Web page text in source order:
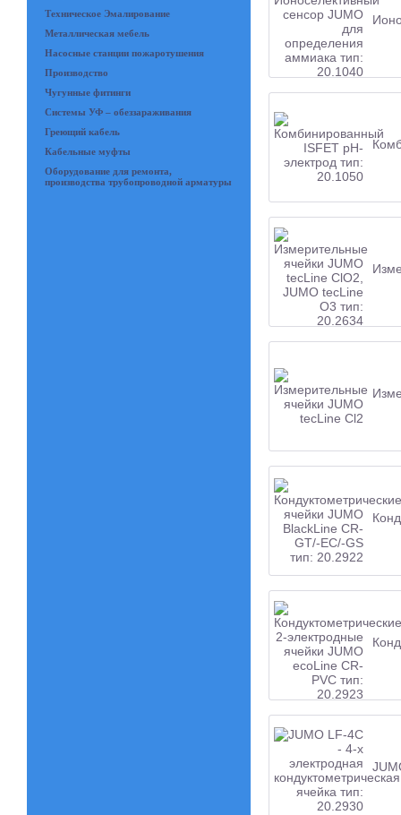
Техническое Эмалирование
Металлическая мебель
Насосные станции пожаротушения
Производство
Чугунные фитинги
Системы УФ – обеззараживания
Греющий кабель
Кабельные муфты
Оборудование для ремонта,
производства трубопроводной арматуры